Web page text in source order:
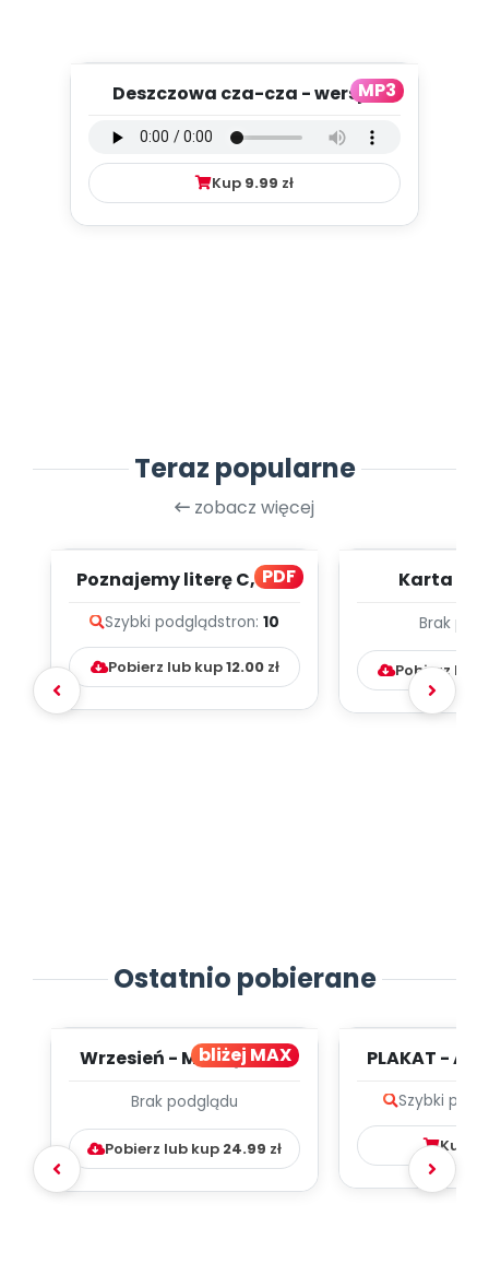
MP3
Deszczowa cza-cza - wersja
Kup 9.99 zł
Teraz popularne
zobacz więcej
PDF
Poznajemy literę C, cz. 1
Szybki podglądstron: 10
Pobierz lub kup12.00zł
Karta
Brak
Pobierz lub
Ostatnio pobierane
bliżej MAX
Wrzesień - MIESIĘCZNY
WYCHOWAWCZO –
DYDAKTYC...
Brak podglądu
Pobierz lub kup 24.99 zł
PLAKAT -
Szybki
Kup